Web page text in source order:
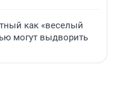
как «веселый
могут выдворить